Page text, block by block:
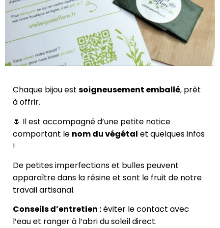
Chaque bijou est soigneusement emballé, prêt
à offrir.
🌷 Il est accompagné d’une petite notice
comportant le nom du végétal et quelques infos
!
De petites imperfections et bulles peuvent
apparaître dans la résine et sont le fruit de notre
travail artisanal.
Conseils d’entretien :éviter le contact avec
l’eau et ranger à l’abri du soleil direct.